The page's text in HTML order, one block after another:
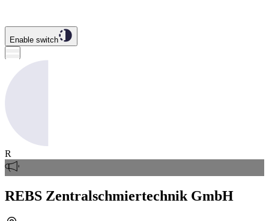
Enable switch
R
REBS Zentralschmiertechnik GmbH